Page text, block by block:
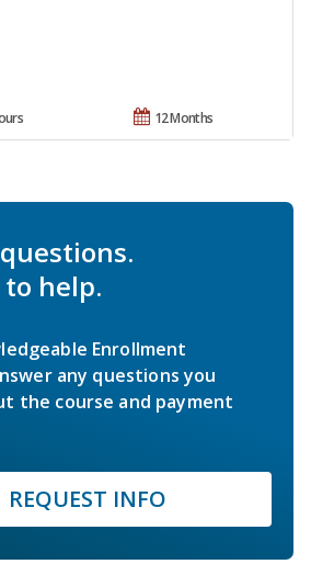
12 Months
help.
Enrollment
any questions you
the course and payment
REQUEST INFO